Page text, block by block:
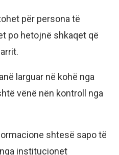
për persona të
po hetojnë shkaqet që
larguar në kohë nga
vënë nën kontroll nga
shtesë sapo të
institucionet